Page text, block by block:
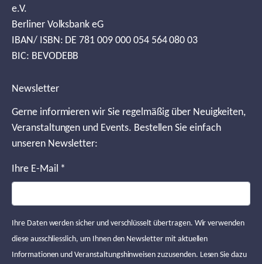
e.V.
Berliner Volksbank eG
IBAN/ ISBN: DE 781 009 000 054 564 080 03
BIC: BEVODEBB
Newsletter
Gerne informieren wir Sie regelmäßig über Neuigkeiten,
Veranstaltungen und Events. Bestellen Sie einfach
unseren Newsletter:
Ihre E-Mail *
Ihre Daten werden sicher und verschlüsselt übertragen. Wir verwenden
diese ausschliesslich, um Ihnen den Newsletter mit aktuellen
Informationen und Veranstaltungshinweisen zuzusenden. Lesen Sie dazu